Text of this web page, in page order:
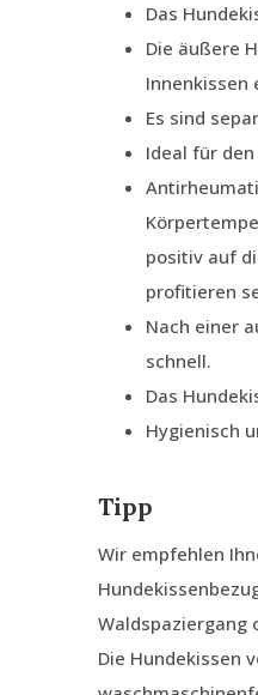
Das
Die äußere
Innenkissen
Es sind
Ideal für
positiv auf
profitieren
Nach einer
schnell.
Das
Hygienisch
Tipp
Wir empfehlen
Waldspaziergang
Die Hundekissen